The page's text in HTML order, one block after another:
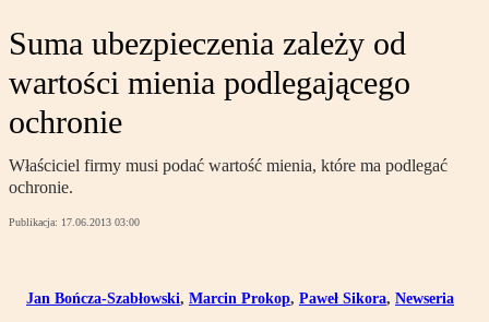
Suma ubezpieczenia zależy od
wartości mienia podlegającego
ochronie
Właściciel firmy musi podać wartość mienia, które ma podlegać
ochronie.
Publikacja: 17.06.2013 03:00
Jan Bończa-Szabłowski, Marcin Prokop, Paweł Sikora, Newseria